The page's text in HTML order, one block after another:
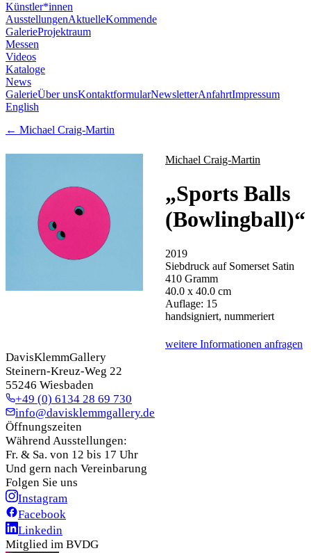
Künstler*innen
AusstellungenAktuelleKommende
GalerieProjektraum
Messen
Videos
Kataloge
News
GalerieÜber unsKontaktformularNewsletterAnfahrtImpressum
English
← Michael Craig-Martin
Michael Craig-Martin
„Sports Balls
(Bowlingball)“
2019
Siebdruck auf Somerset Satin
410 Gramm
40.0 x 40.0 cm
Auflage: 15
handsigniert, nummeriert
weitere Informationen anfragen
DavisKlemmGallery
Steinern-Kreuz-Weg 22
55246 Wiesbaden
+49 (0) 6134 28 69 730
info@davisklemmgallery.de
Öffnungszeiten
Während Ausstellungen:
Fr. & Sa. von 12 bis 17 Uhr
Und gern nach Vereinbarung
Folgen Sie uns
Instagram
Facebook
Linkedin
Mitglied im BVDG